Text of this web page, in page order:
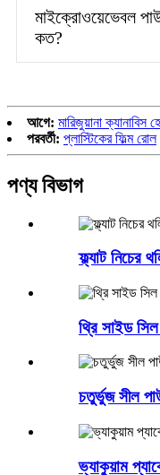
মাইক্রোওয়েভেবল
কত?
আগে: মারিজুয়ানা ক্যানাবিস
পরবর্তী: প্লাস্টিকের ফিল্ম রোল
পণ্য বিভাগ
ফ্ল্যাট নিচের
থ্রি সাইড সিল
চতুর্ভুজ সীল
ভ্যাকুয়াম